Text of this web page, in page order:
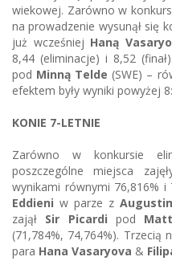
wiekowej. Zarówno w
na prowadzenie wysunął się
już wcześniej Haną
8,44 (eliminacje) i 8,52
pod Minną Telde (SWE) –
efektem były wyniki powyżej
KONIE 7-LETNIE
Zarówno w konkursie
poszczególne miejsca
wynikami równymi 76,816% i
Eddieni w parze z
zajął Sir Picardipod
(71,784%, 74,764%). Trzecią
para Hana Vasaryova &